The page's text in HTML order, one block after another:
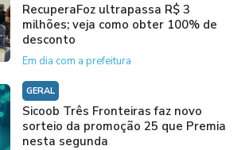
RecuperaFoz ultrapassa R$ 3
milhões; veja como obter 100% de
desconto
Em dia com a prefeitura
GERAL
Sicoob Três Fronteiras faz novo
sorteio da promoção 25 que Premia
nesta segunda